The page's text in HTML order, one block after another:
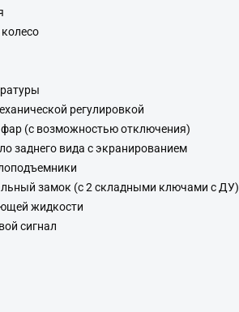
регулировкой
(с возможностью отключения)
заднего вида с экранированием
замок (с 2 складными ключами с ДУ)
жидкости
сигнал